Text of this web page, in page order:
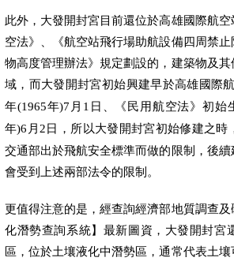
此外，大發開封宮目前還位於高雄國際航
空法》、《航空站飛行場助航設備四周禁
物高度管理辦法》規定劃設的，建築物及
域，而大發開封宮初始興建早於高雄國際
年(1965年)7 月 1 日、《民用航空法》初始
年)6 月 2日，所以大發開封宮初始修建之時
交通部出於飛航安全標準而做的限制，後
會受到上述兩部法令的限制。
更值得注意的是，經查詢經濟部地質調查
化潛勢查詢系統】最新圖資，大發開封宮
區，位於土壤液化中潛勢區，通常代表土